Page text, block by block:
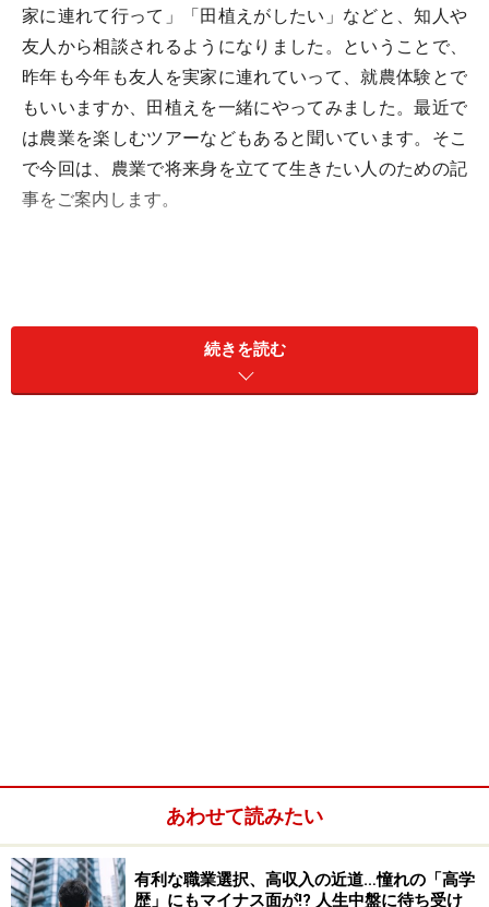
家に連れて行って」「田植えがしたい」などと、知人や
友人から相談されるようになりました。ということで、
昨年も今年も友人を実家に連れていって、就農体験とで
もいいますか、田植えを一緒にやってみました。最近で
は農業を楽しむツアーなどもあると聞いています。そこ
で今回は、農業で将来身を立てて生きたい人のための記
事をご案内します。
農業法人に勤めた場合の一般的な給与はい
だいたい月給15万円ぐらいが相場です。自営業として独
立した場合には、年収が1000万円を超えるといった例も
続きを読む
あわせて読みたい
有利な職業選択、高収入の近道…憧れの「高学
歴」にもマイナス面が!? 人生中盤に待ち受け